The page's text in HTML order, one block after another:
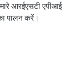
आरईएसटी एपीआई
पालन करें।